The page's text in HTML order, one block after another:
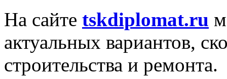
На сайте tskdiplomat.ru
актуальных вариантов,
строительства и ремонта.